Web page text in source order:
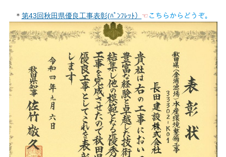
＊ 第43回秋田県優良工事表彰(ﾊﾟﾝﾌﾚｯﾄ） ☜こちらからどうぞ。